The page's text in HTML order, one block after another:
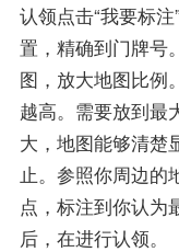
认领点击“我要标
置，精确到门牌号
图，放大地图比例
越高。需要放到最
大，地图能够清楚
止。参照你周边的
点，标注到你认为
后，在进行认领。